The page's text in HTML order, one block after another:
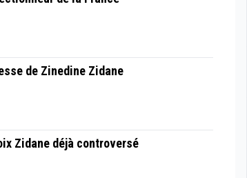
de Zinedine Zidane
Zidane déjà controversé